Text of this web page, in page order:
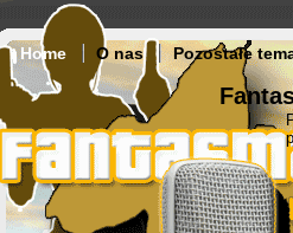
Home O nas Pozostałe